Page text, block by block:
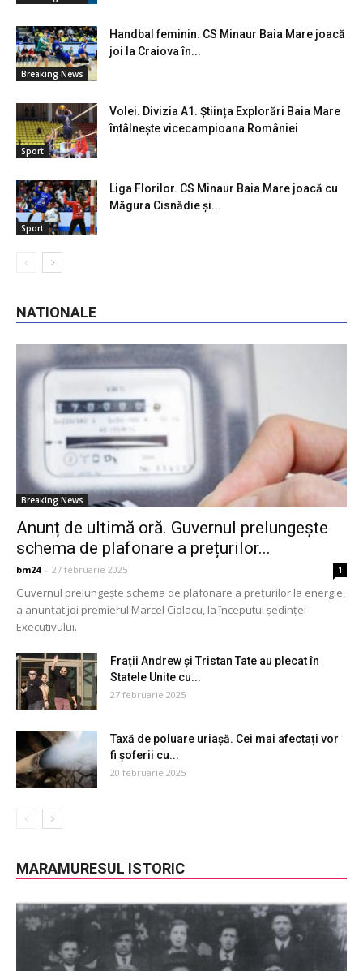
Breaking News
Handbal feminin. CS Minaur Baia Mare joacă
joi la Craiova în...
Sport
Volei. Divizia A1. Știința Explorări Baia Mare
întâlnește vicecampioana României
Sport
Liga Florilor. CS Minaur Baia Mare joacă cu
Măgura Cisnădie și...
NATIONALE
Breaking News
Anunț de ultimă oră. Guvernul prelungește
schema de plafonare a prețurilor...
bm24 - 27 februarie 2025 1
Guvernul prelungește schema de plafonare a prețurilor la energie,
a anunțat joi premierul Marcel Ciolacu, la începutul ședinței
Executivului.
Frații Andrew și Tristan Tate au plecat în
Statele Unite cu...
27 februarie 2025
Taxă de poluare uriașă. Cei mai afectați vor
fi șoferii cu...
20 februarie 2025
MARAMURESUL ISTORIC